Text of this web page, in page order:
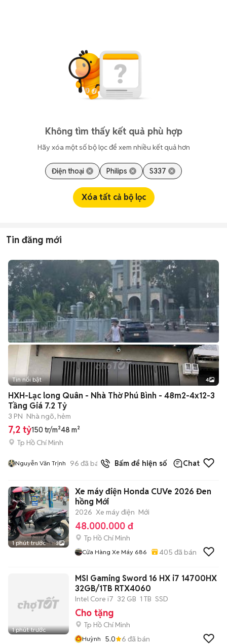
Không tìm thấy kết quả phù hợp
Hãy xóa một số bộ lọc để xem nhiều kết quả hơn
Điện thoại Philips S337
Xóa tất cả bộ lọc
Tin đăng mới
Tin nổi bật 4
HXH-Lạc long Quân - Nhà Thờ Phú Bình - 48m2-4x12-3
Tầng Giá 7.2 Tỷ
3 PN Nhà ngõ, hẻm
7,2 tỷ150 tr/m²48 m²
Tp Hồ Chí Minh
Nguyễn Văn Trịnh 96 đã bán Bấm để hiện số Chat
1 phút trước 3
Xe máy điện Honda CUVe 2026 Đen
hồng Mới
2026 Xe máy điện Mới
48.000.000 đ
Tp Hồ Chí Minh
Cửa Hàng Xe Máy 686 405 đã bán
1 phút trước
MSI Gaming Sword 16 HX i7 14700HX
32GB/1TB RTX4060
Intel Core i7 32 GB 1 TB SSD
Cho tặng
Tp Hồ Chí Minh
Huỳnh 5.0 6 đã bán